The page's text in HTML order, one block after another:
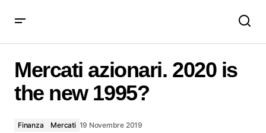
Mercati azionari. 2020 is
the new 1995?
Finanza Mercati 19 Novembre 2019